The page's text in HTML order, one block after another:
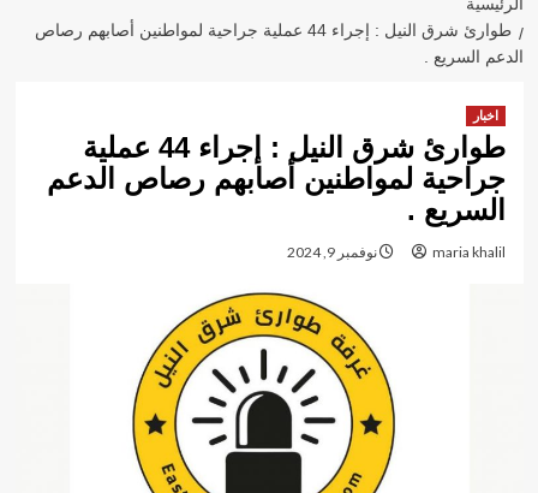
الرئيسية
طوارئ شرق النيل : إجراء 44 عملية جراحية لمواطنين أصابهم رصاص
الدعم السريع .
اخبار
طوارئ شرق النيل : إجراء 44 عملية
جراحية لمواطنين أصابهم رصاص الدعم
السريع .
maria khalil نوفمبر 9, 2024